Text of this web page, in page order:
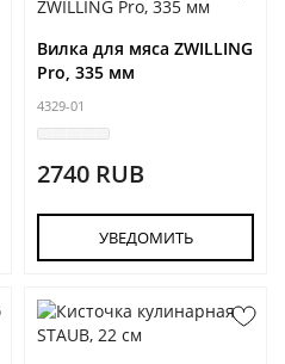
Вилка для мяса ZWILLING
Pro, 335 мм
4329-01
2740 RUB
УВЕДОМИТЬ